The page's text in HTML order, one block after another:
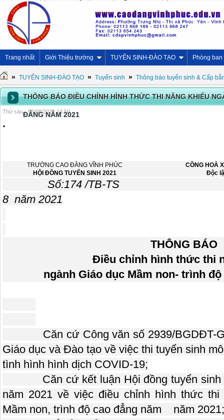
Trang nhất Giới Thiệu trường TUYỂN SINH-ĐÀO TẠO Phòng ban
» TUYỂN SINH-ĐÀO TẠO » Tuyển sinh » Thông báo tuyển sinh & Cấp
THÔNG BÁO ĐIỀU CHỈNH HÌNH THỨC THI NĂNG KHIẾU
ĐẲNG NĂM 2021
Thứ sáu - 06/08/2021 14:50
.
TRƯỜNG CAO ĐẲNG VĨNH PHÚC
CỒNG HOÀ
HỘI ĐỒNG TUYỂN SINH 2021
Độc
Số:174 /TB-TS Phúc
8 năm 2021
THÔNG BÁO
Điều chỉnh hình thức thi
ngành Giáo dục Mầm non- trình
Căn cứ Công văn số 2939/BGDĐT-
Giáo dục và Đào tạo về việc thi tuyển sinh
tình hình hình dịch COVID-19;
Căn cứ kết luận Hội đồng tuyển sinh
năm 2021 về việc điều chỉnh hình thức thi
Mầm non, trình độ cao đẳng năm năm 2021;